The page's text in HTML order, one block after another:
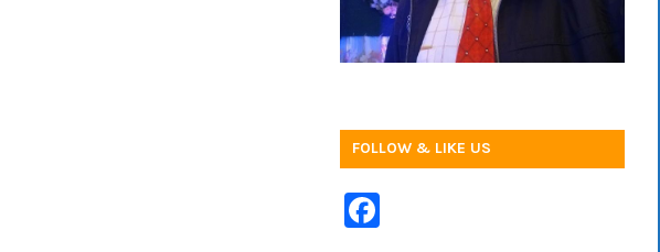
FOLLOW & LIKE US
F